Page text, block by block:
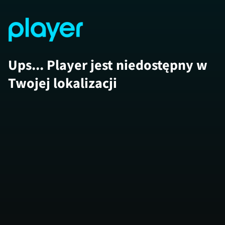
Ups... Player jest niedostępny w
Twojej lokalizacji